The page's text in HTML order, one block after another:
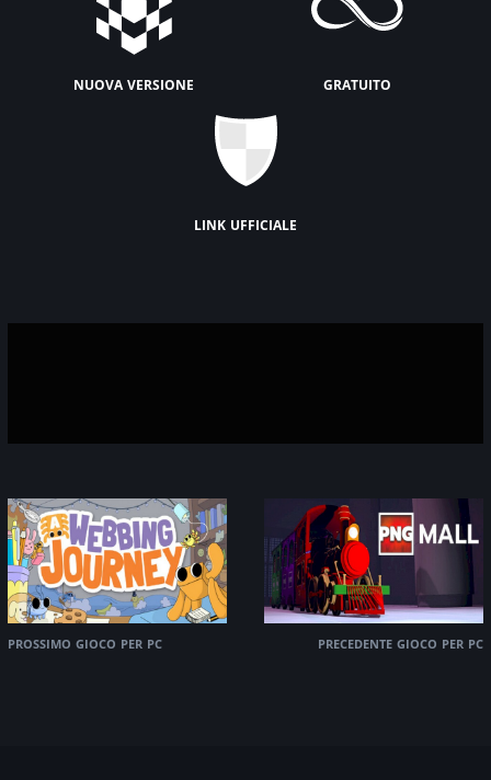
nuova versione gratuito
link ufficiale
prossimo gioco per pc precedente gioco per pc